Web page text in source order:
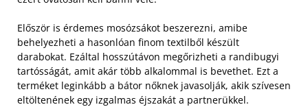
Először is érdemes mosózsákot beszerezni, amibe
behelyezheti a hasonlóan finom textilből készült
darabokat. Ezáltal hosszútávon megőrizheti a randibugyi
tartósságát, amit akár több alkalommal is bevethet. Ezt a
terméket leginkább a bátor nőknek javasolják, akik szívesen
eltöltenének egy izgalmas éjszakát a partnerükkel.